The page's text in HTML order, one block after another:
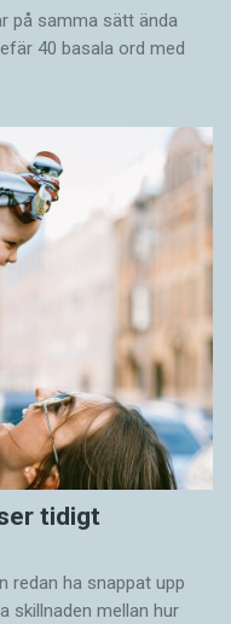
på samma sätt ända
40 basala ord med
tidigt
redan ha snappat upp
skillnaden mellan hur